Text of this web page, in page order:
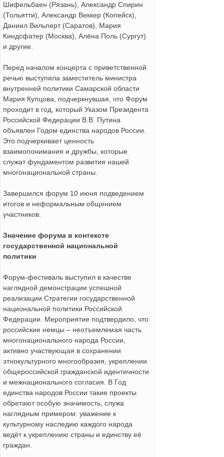
Шифельбаен (Рязань), Александр Спирин
(Тольятти), Александр Веккер (Копейск),
Даниил Вильперт (Саратов), Мария
Киндсфатер (Москва), Алёна Поль (Сургут)
и другие.
Перед началом концерта с приветственной
речью выступила заместитель министра
внутренней политики Самарской области
Мария Купцова, подчеркнувшая, что Форум
проходит в год, который Указом Президента
Российской Федерации В.В. Путина
объявлен Годом единства народов России.
Это подчеркивает ценность
взаимопонимания и дружбы, которые
служат фундаментом развития нашей
многонациональной страны.
Завершился форум 10 июня подведением
итогов и неформальным общением
участников.
Значение форума в контексте
государственной национальной
политики
Форум-фестиваль выступил в качестве
наглядной демонстрации успешной
реализации Стратегии государственной
национальной политики Российской
Федерации. Мероприятие подтвердило, что
российские немцы – неотъемлемая часть
многонационального народа России,
активно участвующая в сохранении
этнокультурного многообразия, укреплении
общероссийской гражданской идентичности
и межнационального согласия. В Год
единства народов России такие проекты
обретают особую значимость, служа
наглядным примером: уважение к
культурному наследию каждого народа
ведёт к укреплению страны и единству её
граждан.